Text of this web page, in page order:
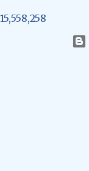
15,558,258